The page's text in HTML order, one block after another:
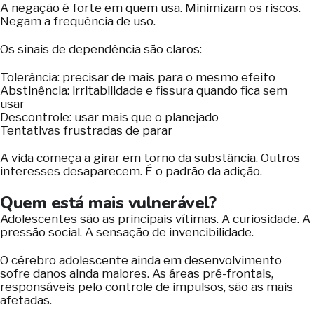
A negação é forte em quem usa. Minimizam os riscos.
Negam a frequência de uso.
Os sinais de dependência são claros:
Tolerância: precisar de mais para o mesmo efeito
Abstinência: irritabilidade e fissura quando fica sem
usar
Descontrole: usar mais que o planejado
Tentativas frustradas de parar
A vida começa a girar em torno da substância. Outros
interesses desaparecem. É o padrão da adição.
Quem está mais vulnerável?
Adolescentes são as principais vítimas. A curiosidade. A
pressão social. A sensação de invencibilidade.
O cérebro adolescente ainda em desenvolvimento
sofre danos ainda maiores. As áreas pré-frontais,
responsáveis pelo controle de impulsos, são as mais
afetadas.